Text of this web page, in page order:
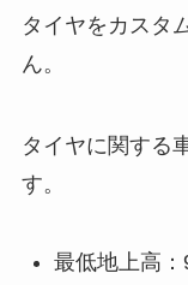
タイヤをカスタ
ん。
タイヤに関する
す。
最低地上高